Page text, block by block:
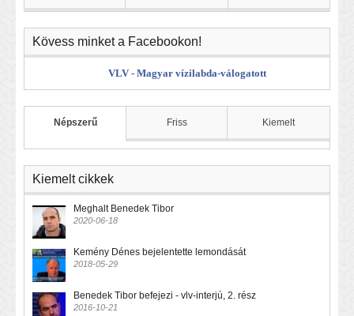
Kövess minket a Facebookon!
VLV - Magyar vízilabda-válogatott
Népszerű Friss Kiemelt
Kiemelt cikkek
Meghalt Benedek Tibor
2020-06-18
Kemény Dénes bejelentette lemondását
2018-05-29
Benedek Tibor befejezi - vlv-interjú, 2. rész
2016-10-21